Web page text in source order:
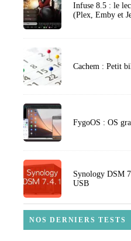
Infuse 8.5 : le
(Plex, Emby et
Cachem : Petit
FygoOS : OS
Synology DSM
USB
NOS DERNIERS TESTS